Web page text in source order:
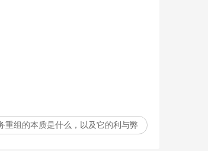
重组的本质是什么，以及它的利与弊